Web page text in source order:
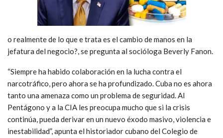
o realmente de lo que e trata es el cambio de manos en la
jefatura del negocio?, se pregunta al socióloga Beverly Fanon.
“Siempre ha habido colaboración en la lucha contra el
narcotráfico, pero ahora se ha profundizado. Cuba no es ahora
tanto una amenaza como un problema de seguridad. Al
Pentágono y a la CIA les preocupa mucho que si la crisis
continúa, pueda derivar en un nuevo éxodo masivo, violencia e
inestabilidad”, apunta el historiador cubano del Colegio de